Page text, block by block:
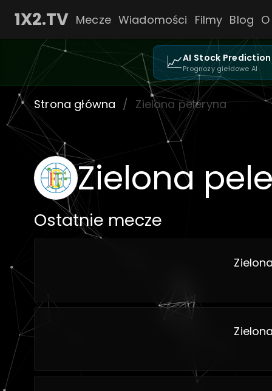
1X2.TV Mecze Wiadomości Filmy Blog
📈AI Stock
Prognozy giełdowe AI
Strona główna / Zielona peleryna
Zielona
Ostatnie mecze